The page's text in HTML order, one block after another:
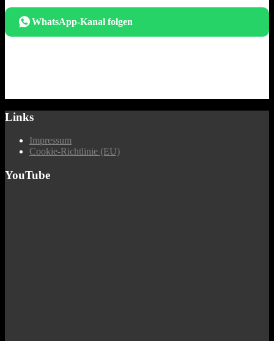
WhatsApp-Kanal folgen
Links
Impressum
Cookie-Richtlinie (EU)
YouTube